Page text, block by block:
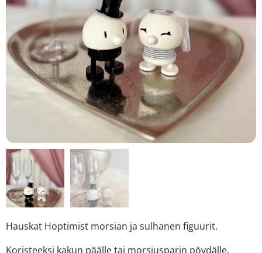
Hauskat Hoptimist morsian ja sulhanen figuurit.
Koristeeksi kakun päälle tai morsiusparin pöydälle.